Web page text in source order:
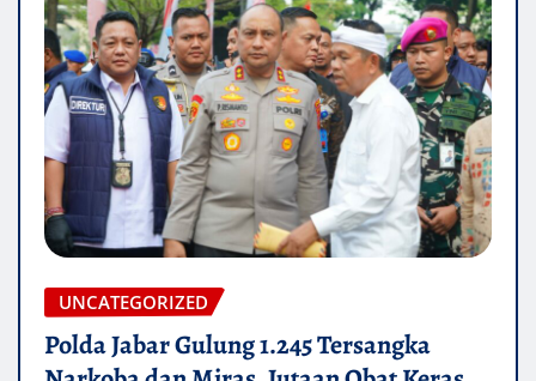
UNCATEGORIZED
Polda Jabar Gulung 1.245 Tersangka